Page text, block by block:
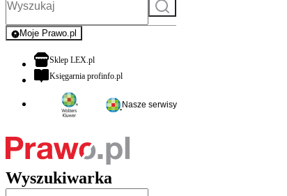
Szukaj
Moje Prawo.pl
- rejestracja i logowanie do serwisu
Sklep LEX.plotwiera się w nowej karcie
Księgarnia profinfo.plotwiera się w nowej karcie
Nasze serwisy
Wyszukiwarka